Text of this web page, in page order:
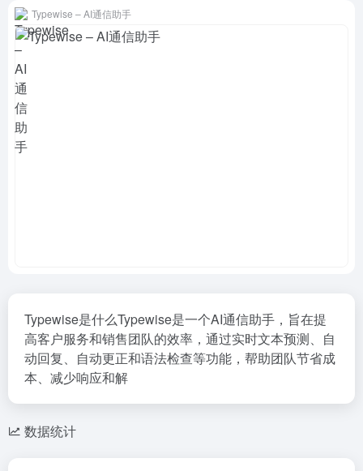
Typewise – AI通信助手
Typewise是什么Typewise是一个AI通信助手，旨在提
高客户服务和销售团队的效率，通过实时文本预测、自
动回复、自动更正和语法检查等功能，帮助团队节省成
本、减少响应和解
数据统计